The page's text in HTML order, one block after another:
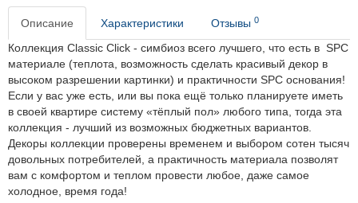
Описание Характеристики Отзывы 0
Коллекция Classic Click - симбиоз всего лучшего, что есть в SPC
материале (теплота, возможность сделать красивый декор в
высоком разрешении картинки) и практичности SPC основания!
Если у вас уже есть, или вы пока ещё только планируете иметь
в своей квартире систему «тёплый пол» любого типа, тогда эта
коллекция - лучший из возможных бюджетных вариантов.
Декоры коллекции проверены временем и выбором сотен тысяч
довольных потребителей, а практичность материала позволят
вам с комфортом и теплом провести любое, даже самое
холодное, время года!